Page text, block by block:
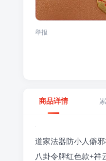
举报
商品详情
道家法器防小人僻
八卦令牌红色款+祥